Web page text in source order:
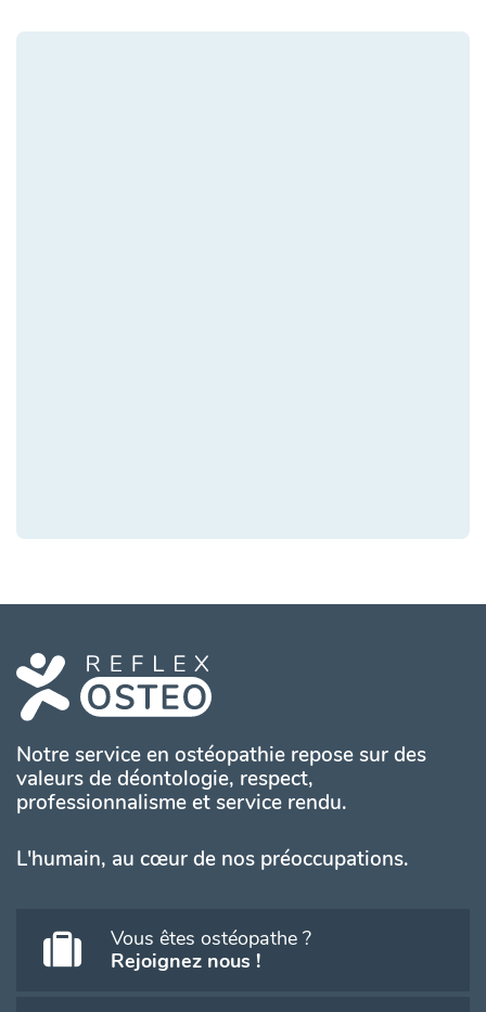
Notre service en ostéopathie repose sur des
valeurs de déontologie, respect,
professionnalisme et service rendu.
L'humain, au cœur de nos préoccupations.
Vous êtes ostéopathe ?
Rejoignez nous !